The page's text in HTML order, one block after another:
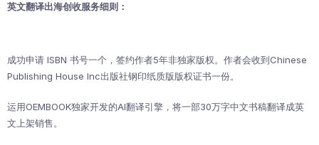
英文翻译出海创收服务细则：
成功申请 ISBN 书号一个，签约作者5年非独家版权。作者会收到Chinese
Publishing House Inc出版社钢印纸质版版权证书一份。
运用OEMBOOK独家开发的AI翻译引擎，将一部30万字中文书稿翻译成英
文上架销售。